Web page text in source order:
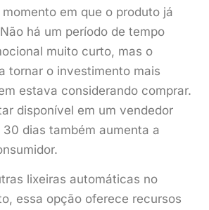
em que o produto já
há um período de tempo
muito curto, mas o
tornar o investimento mais
estava considerando comprar.
disponível em um vendedor
dias também aumenta a
lixeiras automáticas no
essa opção oferece recursos